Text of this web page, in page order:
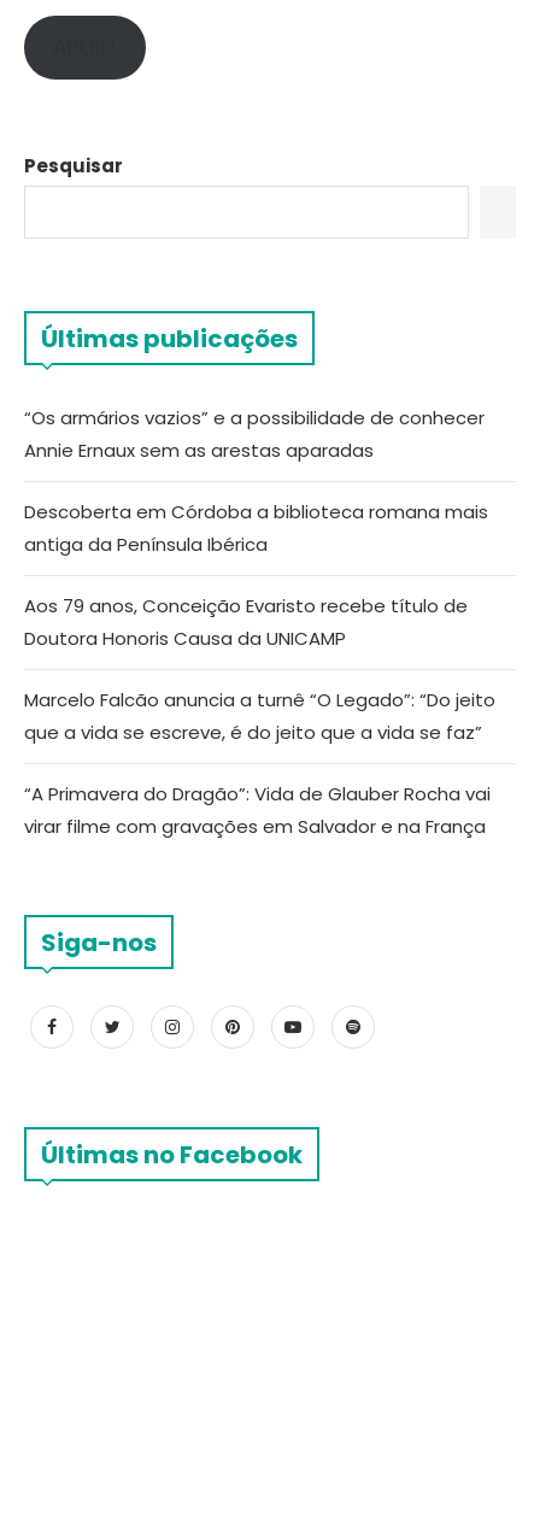
Pesquisar
Últimas publicações
“Os armários vazios” e a possibilidade de conhecer
Annie Ernaux sem as arestas aparadas
Descoberta em Córdoba a biblioteca romana mais
antiga da Península Ibérica
Aos 79 anos, Conceição Evaristo recebe título de
Doutora Honoris Causa da UNICAMP
Marcelo Falcão anuncia a turnê “O Legado”: “Do jeito
que a vida se escreve, é do jeito que a vida se faz”
“A Primavera do Dragão”: Vida de Glauber Rocha vai
virar filme com gravações em Salvador e na França
Siga-nos
Últimas no Facebook